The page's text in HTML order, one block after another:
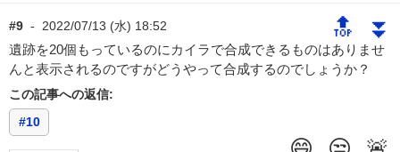
#9 - 2022/07/13 (水) 18:52 🔝 ⏬
遺跡を20個もっているのにカイラで合成できるものはありませ
んと表示されるのですがどうやって合成するのでしょうか？
この記事への返信:
#10